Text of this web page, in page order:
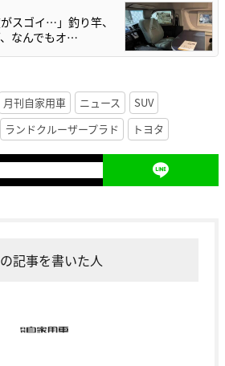
スゴイ…」釣り竿、
なんでもオ…
月刊自家用車 ニュース
SUV
ランドクルーザープラド トヨタ
記事を書いた人